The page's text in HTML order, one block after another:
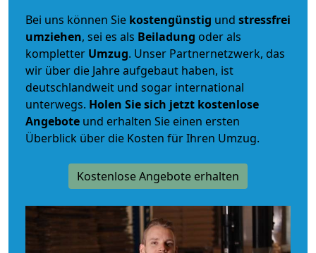
Bei uns können Sie kostengünstig und stressfrei
umziehen, sei es als Beiladung oder als
kompletter Umzug. Unser Partnernetzwerk, das
wir über die Jahre aufgebaut haben, ist
deutschlandweit und sogar international
unterwegs. Holen Sie sich jetzt kostenlose
Angebote und erhalten Sie einen ersten
Überblick über die Kosten für Ihren Umzug.
Kostenlose Angebote erhalten